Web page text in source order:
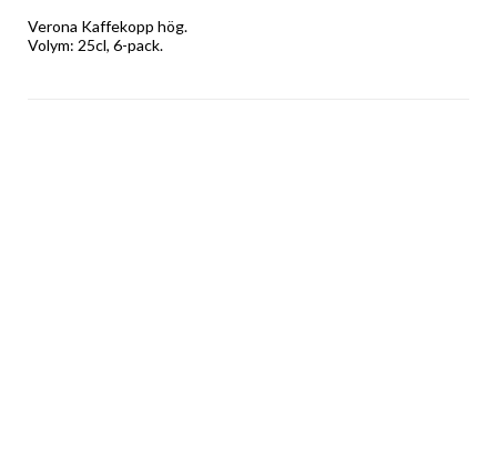
Verona Kaffekopp hög.
Volym: 25cl, 6-pack.